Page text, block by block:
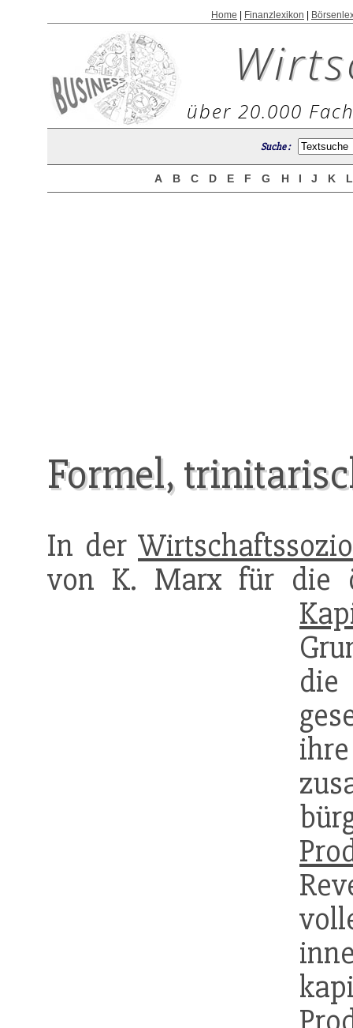
Home Finanzlexikon
über 20.000
Suche :
A B C D E F G H I J K
Formel,
In der
von K. Marx für die